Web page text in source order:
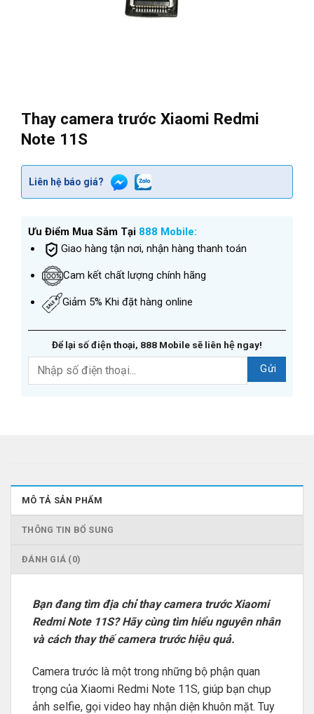
Thay camera trước Xiaomi Redmi
Note 11S
Liên hệ báo giá?
Ưu Điểm Mua Sắm Tại 888 Mobile:
Giao hàng tận nơi, nhận hàng thanh toán
Cam kết chất lượng chính hãng
Giảm 5% Khi đặt hàng online
Để lại số điện thoại, 888 Mobile sẽ liên hệ ngay!
MÔ TẢ SẢN PHẨM
THÔNG TIN BỔ SUNG
ĐÁNH GIÁ (0)
Bạn đang tìm địa chỉ thay camera trước Xiaomi
Redmi Note 11S? Hãy cùng tìm hiểu nguyên nhân
và cách thay thế camera trước hiệu quả.
Camera trước là một trong những bộ phận quan
trọng của Xiaomi Redmi Note 11S, giúp bạn chụp
ảnh selfie, gọi video hay nhận diện khuôn mặt. Tuy